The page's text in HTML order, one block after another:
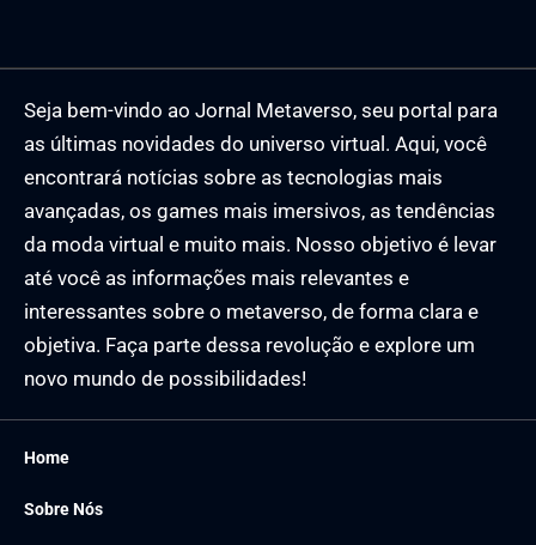
Seja bem-vindo ao Jornal Metaverso, seu portal para
as últimas novidades do universo virtual. Aqui, você
encontrará notícias sobre as tecnologias mais
avançadas, os games mais imersivos, as tendências
da moda virtual e muito mais. Nosso objetivo é levar
até você as informações mais relevantes e
interessantes sobre o metaverso, de forma clara e
objetiva. Faça parte dessa revolução e explore um
novo mundo de possibilidades!
Home
Sobre Nós